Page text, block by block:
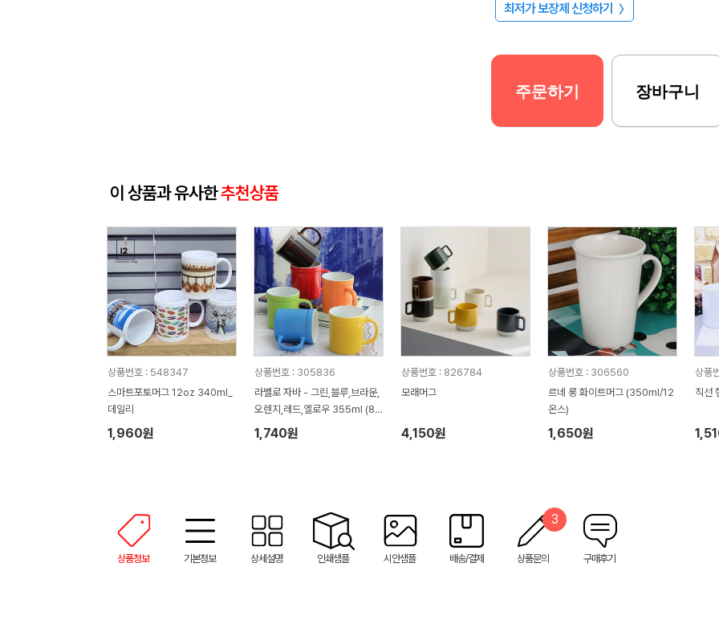
최저가 보장제 신청하기 〉
주문하기 장바구니
이 상품과 유사한추천상품
상품번호 : 548347
스마트포토머그 12oz 340ml_
데일리
1,960원
상품번호 : 305836
라벨로 자바 - 그린,블루,브라운,
오렌지,레드,옐로우 355ml (85
X95mm)
1,740원
상품번호 : 826784
모래머그
4,150원
상품번호 : 306560
르네 롱 화이트머그 (350ml/12
온스)
1,650원
상품
직선
상품정보 기본정보 상세설명 인쇄샘플 시안샘플 배송/결제 상품문의
3
구매후기